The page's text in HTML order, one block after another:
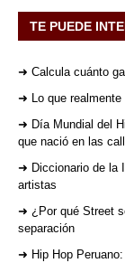
TE PUEDE
➜ Calcula cuánto
➜ Lo que realmente
➜ Día Mundial del
que nació en las
➜ Diccionario de la
artistas
➜ ¿Por qué Street
separación
➜ Hip Hop